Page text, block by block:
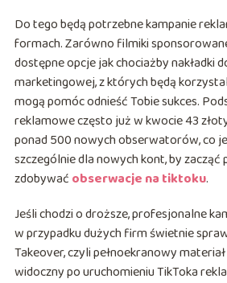
Do tego będą potrzebne kampanie
formach. Zarówno filmiki
dostępne opcje jak chociażby nakładki
marketingowej, z których będą
mogą pomóc odnieść Tobie sukces.
reklamowe często już w kwocie 43
ponad 500 nowych obserwatorów, co
szczególnie dla nowych kont, by zacząć
zdobywać obserwacje na tiktoku.
Jeśli chodzi o droższe, profesjonalne
w przypadku dużych firm świetnie
Takeover, czyli pełnoekranowy
widoczny po uruchomieniu TikToka